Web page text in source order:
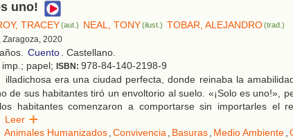
uno!
TRACEY(aut.) NEAL, TONY(ilust.) TOBAR, ALEJANDRO (trad.)
, Zaragoza, 2020
Cuento. Castellano.
imp.; papel; ISBN: 978-84-140-2198-9
illadichosa era una ciudad perfecta, donde reinaba la
de sus habitantes tiró un envoltorio al suelo. «¡Solo es uno!»,
habitantes comenzaron a comportarse sin importarles el
Leer
Animales Humanizados,Convivencia, Basuras, Medio Ambiente,